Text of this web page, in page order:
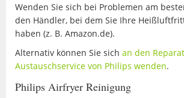
Wenden Sie sich bei Problemen am
den Händler, bei dem Sie Ihre
haben (z. B. Amazon.de).
Alternativ können Sie sich an den
Austauschservice von Philips wenden.
Philips Airfryer Reinigung